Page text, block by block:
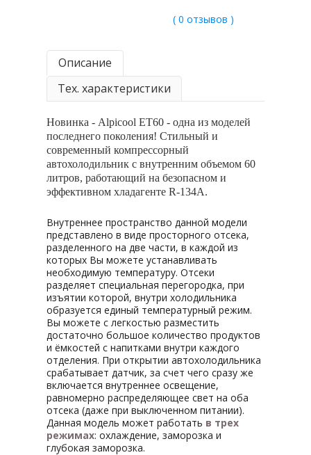
( 0 отзывов )
Описание
Тех. характеристики
Новинка - Alpicool ЕT60 - одна из моделей
последнего поколения! Стильный и
современный компрессорный
автохолодильник с внутренним объемом 60
литров, работающий на безопасном и
эффективном хладагенте R-134A.
Внутреннее пространство данной модели
представлено в виде просторного отсека,
разделенного на две части, в каждой из
которых Вы можете устанавливать
необходимую температуру. Отсеки
разделяет специальная перегородка, при
изъятии которой, внутри холодильника
образуется единый температурный режим.
Вы можете с легкостью разместить
достаточно большое количество продуктов
и ёмкостей с напитками внутри каждого
отделения. При открытии автохолодильника
срабатывает датчик, за счет чего сразу же
включается внутреннее освещение,
равномерно распределяющее свет на оба
отсека (даже при выключенном питании).
Данная модель может работать в трех
режимах: охлаждение, заморозка и
глубокая заморозка.